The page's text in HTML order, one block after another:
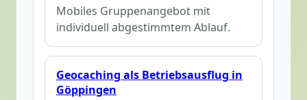
Mobiles Gruppenangebot mit
individuell abgestimmtem Ablauf.
Geocaching als Betriebsausflug in
Göppingen